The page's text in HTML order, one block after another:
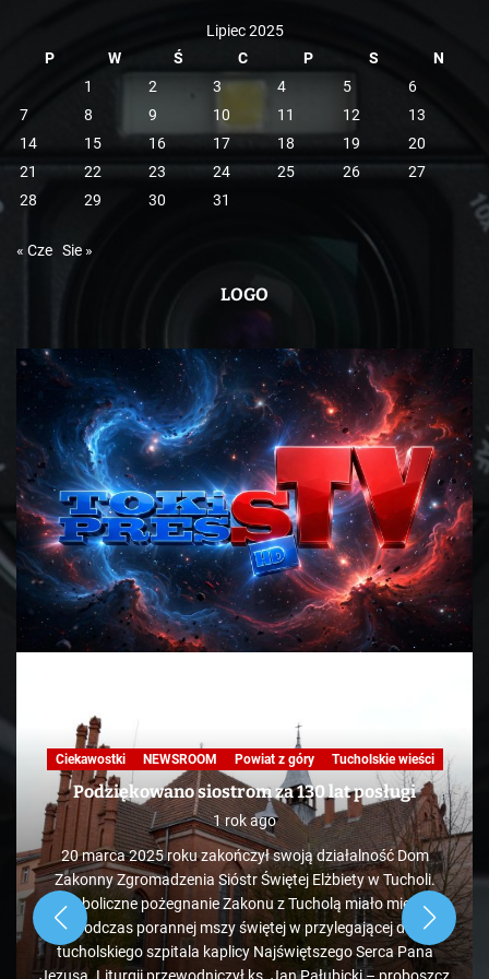
Lipiec 2025
P
W Ś C P S
N
1
2 3 4 5
6
7
8 9 10 11 12
13
14
15 16 17 18 19
20
21
22 23 24 25 26
27
28
29 30 31
« Cze Sie »
LOGO
Nasza praca NEWSROOM Powiat z góry
Skandale
Telewizja
Tucholskie wieści TV
KAWA Z TOKiS-em w 100 sekund. „Ekologiczne”
wysypisko śmieci pod Bladowem?
1 rok ago
Zdaje się, że pozycja tucholskiego wysypiska śmieci
administrowanego przez PK jest mocno zagrożona, bo tuż
obok ale od strony Chojnic, przed Bladowem, powstało